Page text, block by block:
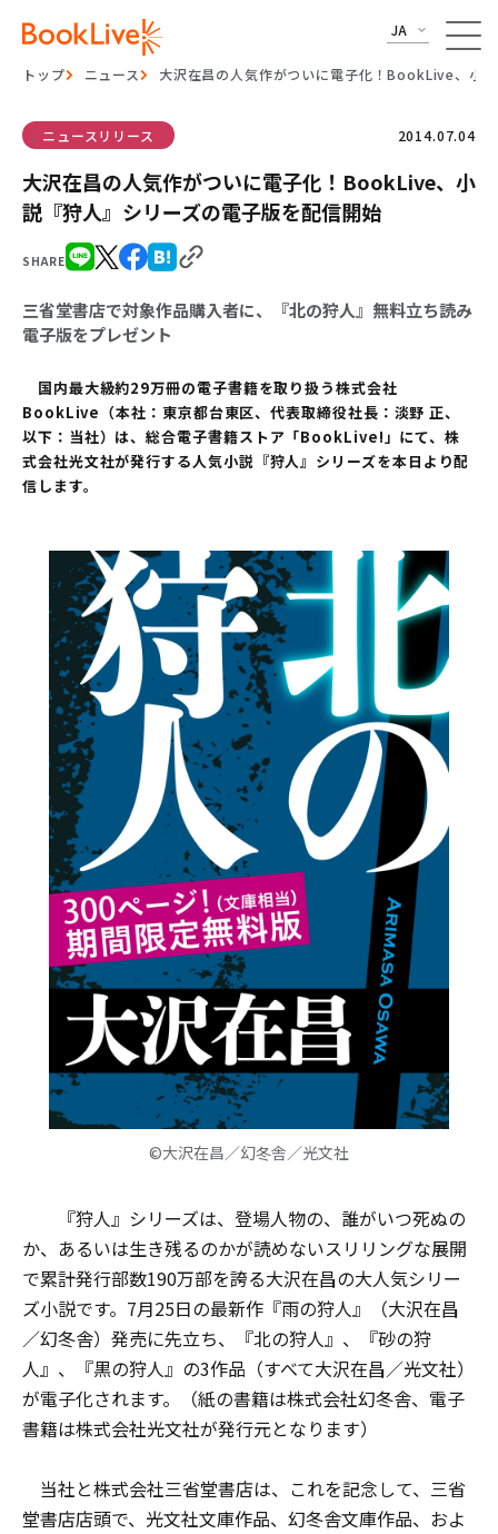
JA
トップ ニュース 大沢在昌の人気作がついに電子化！BookLive、小
SHARE
ニュースリリース 2014.07.04
大沢在昌の人気作がついに電子化！BookLive、小
説『狩人』シリーズの電子版を配信開始
三省堂書店で対象作品購入者に、『北の狩人』無料立ち読み
電子版をプレゼント
国内最大級約29万冊の電子書籍を取り扱う株式会社
BookLive（本社：東京都台東区、代表取締役社長：淡野 正、
以下：当社）は、総合電子書籍ストア「BookLive!」にて、株
式会社光文社が発行する人気小説『狩人』シリーズを本日より配
信します。
©大沢在昌／幻冬舎／光文社
『狩人』シリーズは、登場人物の、誰がいつ死ぬの
か、あるいは生き残るのかが読めないスリリングな展開
で累計発行部数190万部を誇る大沢在昌の大人気シリー
ズ小説です。7月25日の最新作『雨の狩人』（大沢在昌
／幻冬舎）発売に先立ち、『北の狩人』、『砂の狩
人』、『黒の狩人』の3作品（すべて大沢在昌／光文社）
が電子化されます。（紙の書籍は株式会社幻冬舎、電子
書籍は株式会社光文社が発行元となります）
当社と株式会社三省堂書店は、これを記念して、三省
堂書店店頭で、光文社文庫作品、幻冬舎文庫作品、およ